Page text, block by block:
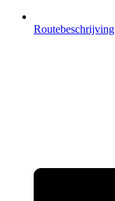
Routebeschrijving